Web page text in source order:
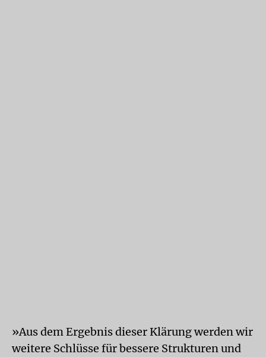
»Aus dem Ergebnis dieser Klärung werden wir
weitere Schlüsse für bessere Strukturen und